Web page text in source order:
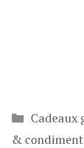
Cadeaux
&